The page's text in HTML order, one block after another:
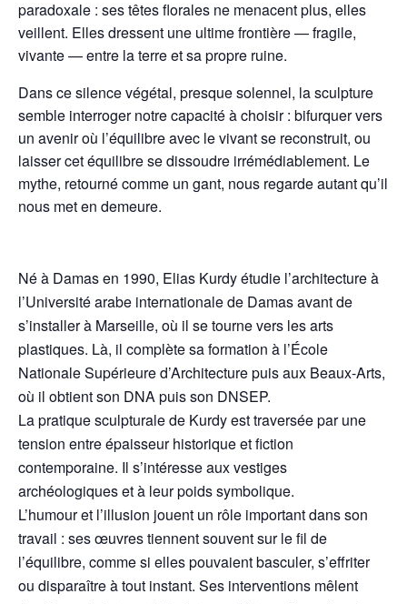
paradoxale : ses têtes florales ne menacent plus, elles
veillent. Elles dressent une ultime frontière — fragile,
vivante — entre la terre et sa propre ruine.
Dans ce silence végétal, presque solennel, la sculpture
semble interroger notre capacité à choisir : bifurquer vers
un avenir où l’équilibre avec le vivant se reconstruit, ou
laisser cet équilibre se dissoudre irrémédiablement. Le
mythe, retourné comme un gant, nous regarde autant qu’il
nous met en demeure.
Né à Damas en 1990, Elias Kurdy étudie l’architecture à
l’Université arabe internationale de Damas avant de
s’installer à Marseille, où il se tourne vers les arts
plastiques. Là, il complète sa formation à l’École
Nationale Supérieure d’Architecture puis aux Beaux-Arts,
où il obtient son DNA puis son DNSEP.
La pratique sculpturale de Kurdy est traversée par une
tension entre épaisseur historique et fiction
contemporaine. Il s’intéresse aux vestiges
archéologiques et à leur poids symbolique.
L’humour et l’illusion jouent un rôle important dans son
travail : ses œuvres tiennent souvent sur le fil de
l’équilibre, comme si elles pouvaient basculer, s’effriter
ou disparaître à tout instant. Ses interventions mêlent